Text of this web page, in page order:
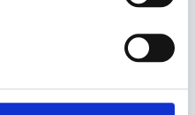
150+100x350mm
In den Warenkorb